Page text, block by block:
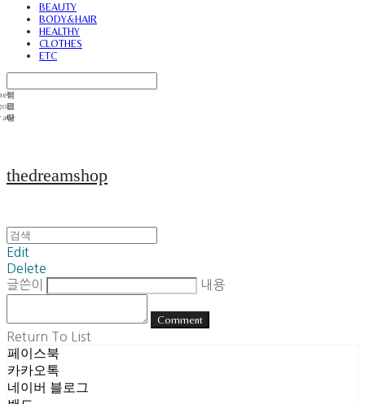
BEAUTY
BODY&HAIR
HEALTHY
CLOTHES
ETC
thedreamshop
Edit
Delete
글쓴이
내용
Comment
Return To List
페이스북
카카오톡
네이버 블로그